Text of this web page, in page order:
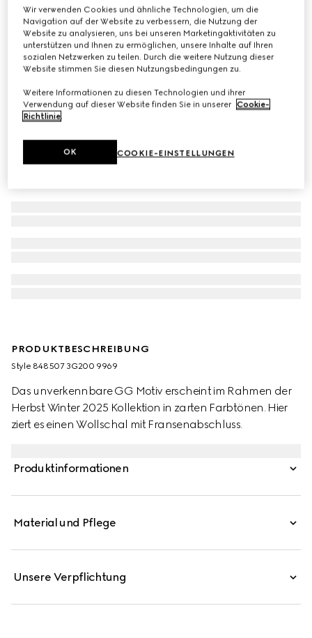
€ 390
Variantenhellblau und grau
PRODUKTBESCHREIBUNG
Style ‎848507 3G200 9969
Das unverkennbare GG Motiv erscheint im Rahmen der
Herbst Winter 2025 Kollektion in zarten Farbtönen. Hier
ziert es einen Wollschal mit Fransenabschluss.
Produktinformationen
Material und Pflege
Unsere Verpflichtung
Wir verwenden Cookies und ähnliche Technologien, um die
Navigation auf der Website zu verbessern, die Nutzung der
Website zu analysieren, uns bei unseren Marketingaktivitäten zu
unterstützen und Ihnen zu ermöglichen, unsere Inhalte auf Ihren
sozialen Netzwerken zu teilen. Durch die weitere Nutzung dieser
Website stimmen Sie diesen Nutzungsbedingungen zu.
Weitere Informationen zu diesen Technologien und ihrer
Verwendung auf dieser Website finden Sie in unserer Cookie-
Richtlinie.
COOKIE-EINSTELLUNGEN
OK